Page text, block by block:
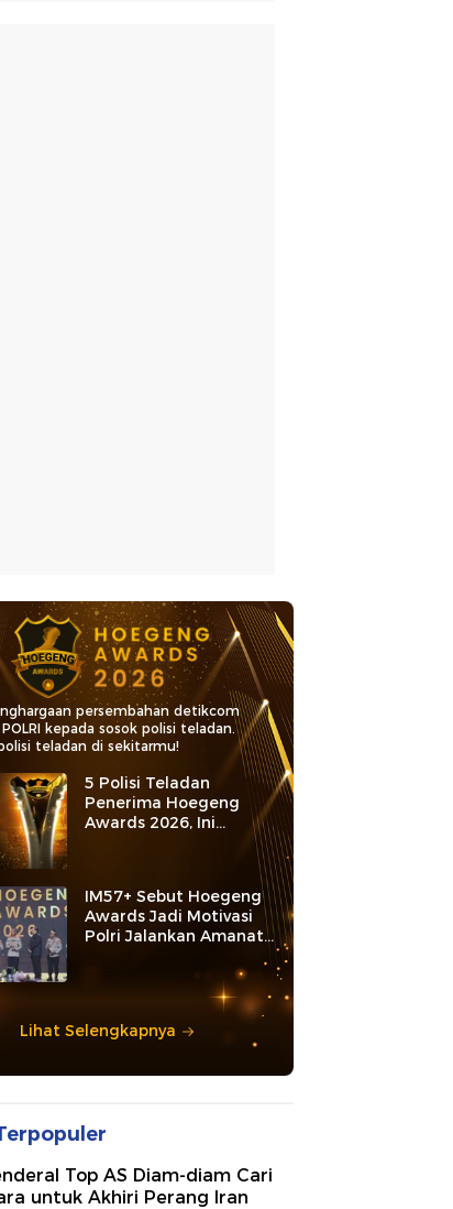
persembahan detikcom
kepada sosok polisi teladan.
teladan di sekitarmu!
5 Polisi Teladan
Penerima Hoegeng
Awards 2026, Ini
Kategori dan Kiprahnya
IM57+ Sebut Hoegeng
Awards Jadi Motivasi
Polri Jalankan Amanat
Lihat Selengkapnya
Top AS Diam-diam Cari
untuk Akhiri Perang Iran